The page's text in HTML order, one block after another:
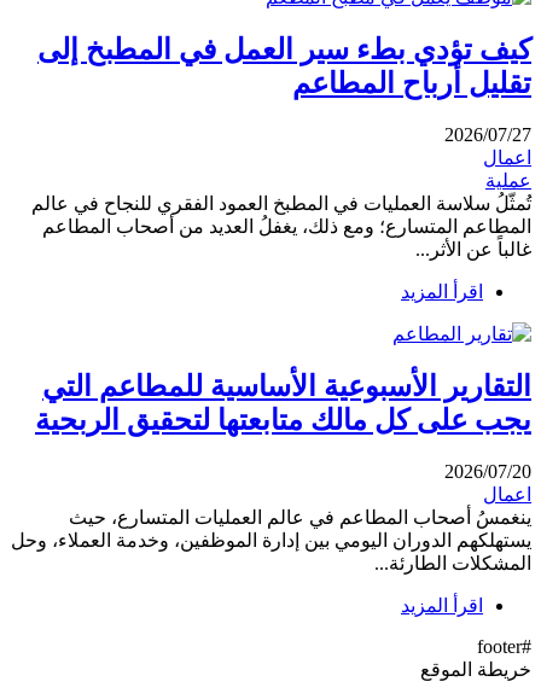
كيف تؤدي بطء سير العمل في المطبخ إلى
تقليل أرباح المطاعم
2026/07/27
اعمال
عملية
تُمثّلُ سلاسة العمليات في المطبخ العمود الفقري للنجاح في عالم
المطاعم المتسارع؛ ومع ذلك، يغفلُ العديد من أصحاب المطاعم
غالباً عن الأثر...
اقرأ المزيد
التقارير الأسبوعية الأساسية للمطاعم التي
يجب على كل مالك متابعتها لتحقيق الربحية
2026/07/20
اعمال
ينغمسُ أصحاب المطاعم في عالم العمليات المتسارع، حيث
يستهلكهم الدوران اليومي بين إدارة الموظفين، وخدمة العملاء، وحل
المشكلات الطارئة...
اقرأ المزيد
#footer
خريطة الموقع